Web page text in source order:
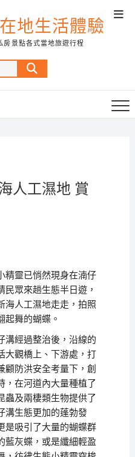
地生活體驗
房景點各式當地旅遊行程
Search
…
人工濕地 賞
精靈已悄然現身在湳仔
眾來趟生態半日遊，
海人工濕地走走，拍照
起舞的蝴蝶。
溝經過整治後，沿線的
大觀橋上、下游處，打
顧防洪安全考量下，創
，在河道內大量種植了
蟲及兩棲類生物提供了
溝生態更加的蓬勃發
是吸引了大量的蝴蝶群
藍灰蝶，或是纖細輕盈